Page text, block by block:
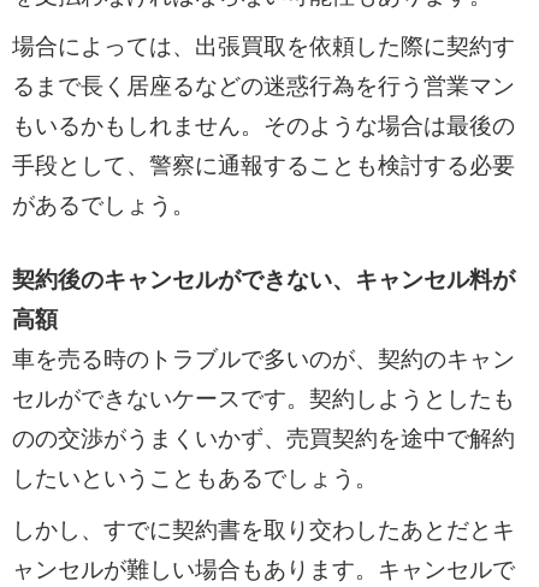
場合によっては、出張買取を依頼した際に契約す
るまで長く居座るなどの迷惑行為を行う営業マン
もいるかもしれません。そのような場合は最後の
手段として、警察に通報することも検討する必要
があるでしょう。
契約後のキャンセルができない、キャンセル料が
高額
車を売る時のトラブルで多いのが、契約のキャン
セルができないケースです。契約しようとしたも
のの交渉がうまくいかず、売買契約を途中で解約
したいということもあるでしょう。
しかし、すでに契約書を取り交わしたあとだとキ
ャンセルが難しい場合もあります。キャンセルで